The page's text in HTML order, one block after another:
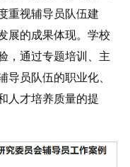
重视辅导员队伍建
展的成果体现。学校
，通过专题培训、主
导员队伍的职业化、
人才培养质量的提